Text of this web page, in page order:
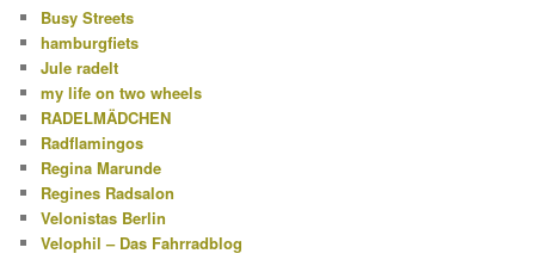
Busy Streets
hamburgfiets
Jule radelt
my life on two wheels
RADELMÄDCHEN
Radflamingos
Regina Marunde
Regines Radsalon
Velonistas Berlin
Velophil – Das Fahrradblog